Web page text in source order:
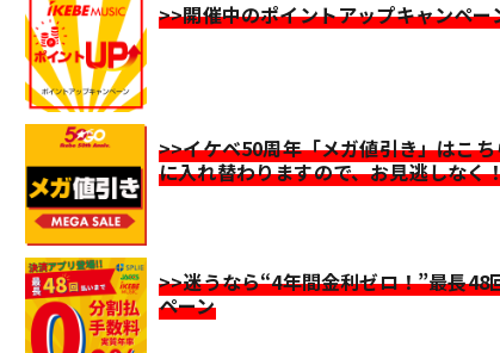
>>開催中のポイントアップキャンペー
>>イケベ50周年「メガ値引き」はこ
に入れ替わりますので、お見逃しなく
>>迷うなら“4年間金利ゼロ！”最長48
ペーン